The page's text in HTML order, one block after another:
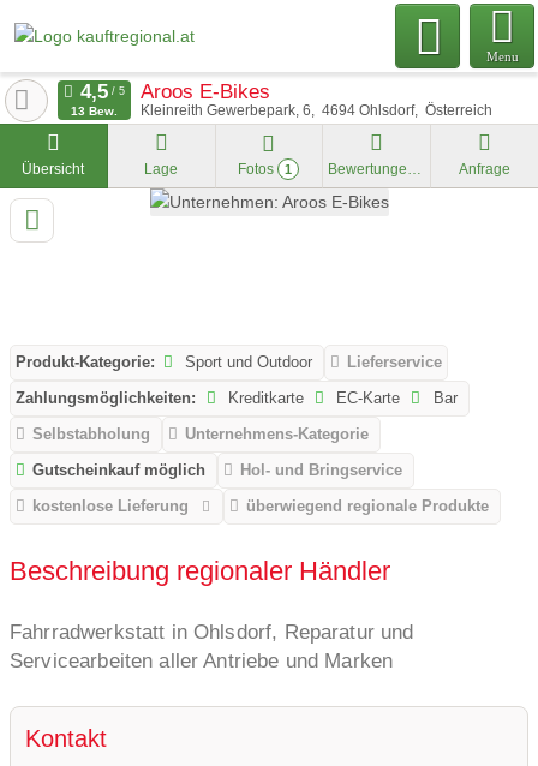
Menu
Aroos E-Bikes
Kleinreith Gewerbepark, 6 4694 Ohlsdorf Österreich
13 Bew.
Übersicht Lage Fotos 1 Bewertungen Anfrage
Produkt-Kategorie: Sport und Outdoor
Lieferservice
Zahlungsmöglichkeiten:
Kreditkarte EC-Karte
Bar
Selbstabholung
Unternehmens-Kategorie
Gutscheinkauf möglich
Hol- und Bringservice
kostenlose Lieferung
überwiegend regionale Produkte
Beschreibung regionaler Händler
Fahrradwerkstatt in Ohlsdorf, Reparatur und
Servicearbeiten aller Antriebe und Marken
Kontakt